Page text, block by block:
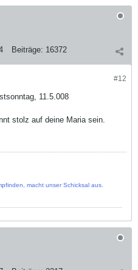
Beiträge: 16372
#12
11.5.008
stolz auf deine Maria sein.
macht unser Schicksal aus.